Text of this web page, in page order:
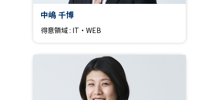
中嶋 千博
得意領域 : IT・WEB